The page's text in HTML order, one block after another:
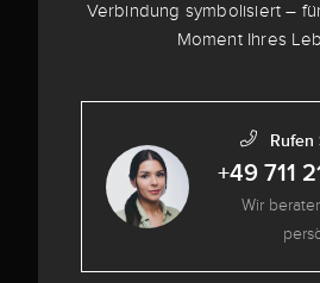
Verbindung symbolisiert –
Moment Ihres
Rufen
+49 711
Wir